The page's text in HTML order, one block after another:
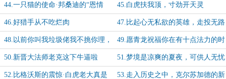
容易拒绝 上吗？蠢猫！
44.一只猫的使命·邦桑迪的“恩情
贷”今日开张！
45.白虎扶我顶，寸劲开天灵
46.好猎手从不吃烂肉 47.比起心无私欲的英雄，走投无路
的恶棍一样能创造奇迹
48.以前你叫我垃圾佬我不挑你理，
但这个时代，你该叫我什么啊？
49.愿青龙祝福你在有十点法力的时
候，坐在河边钓一天的鱼
50.新晋大法师老克这下牛逼啦 51.梦境是凉爽的夏夜，可供人无忧
入眠
52.比格沃斯的震惊·白虎老大真是 53.走入历史之中，克尔苏加德的新